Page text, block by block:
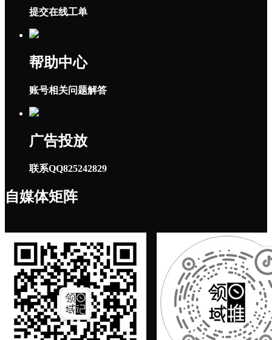
提交在线工单
帮助中心
账号相关问题解答
广告投放
联系QQ825242829
自媒体矩阵